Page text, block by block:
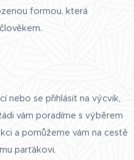
formou, která
nebo se přihlásit na výcvik,
vám poradíme s výběrem
a pomůžeme vám na cestě
parťákovi.